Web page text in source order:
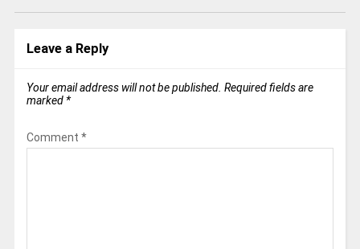
Leave a Reply
Your email address will not be published. Required fields are
marked *
Comment *